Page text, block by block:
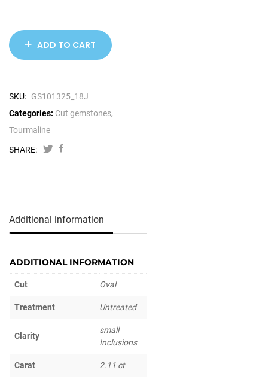
ADD TO CART
SKU: GS101325_18J
Categories: Cut gemstones,
Tourmaline
SHARE:
Additional information
ADDITIONAL INFORMATION
Cut Oval
Treatment Untreated
Clarity
small
Inclusions
Carat 2.11 ct